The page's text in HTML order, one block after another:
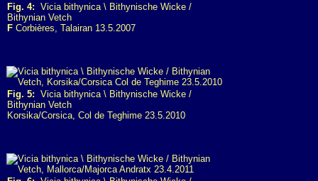
Fig. 4: Vicia bithynica \ Bithynische Wicke /
Bithynian Vetch
F Corbières, Talairan 13.5.2007
Fig. 5: Vicia bithynica \ Bithynische Wicke /
Bithynian Vetch
Korsika/Corsica, Col de Teghime 23.5.2010